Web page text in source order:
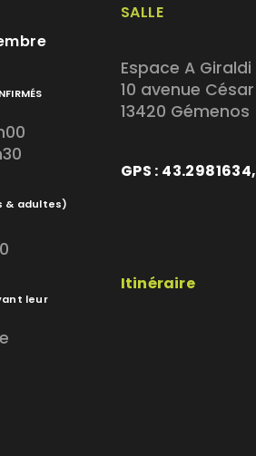
& adultes)
leur
SALLE
Espace A Giraldi
10 avenue
13420 Gémenos
GPS :
Itinéraire